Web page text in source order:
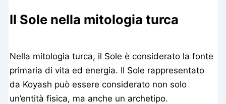
Il Sole nella mitologia turca
Nella mitologia turca, il Sole è considerato la fonte
primaria di vita ed energia. Il Sole rappresentato
da Koyash può essere considerato non solo
un’entità fisica, ma anche un archetipo.